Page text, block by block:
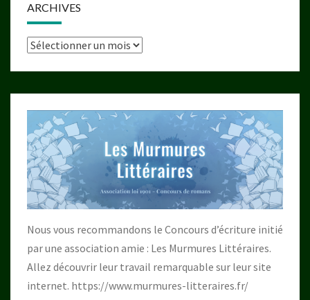
ARCHIVES
Archives
Nous vous recommandons le Concours d’écriture initié
par une association amie : Les Murmures Littéraires.
Allez découvrir leur travail remarquable sur leur site
internet. https://www.murmures-litteraires.fr/